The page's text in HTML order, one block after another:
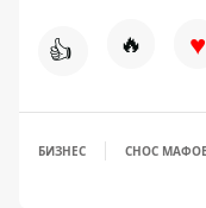
👍 🔥 ♥
БИЗНЕС СНОС